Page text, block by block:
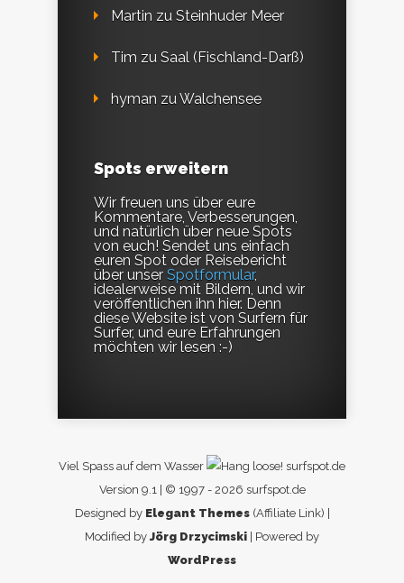
Martin zu Steinhuder Meer
Tim zu Saal (Fischland-Darß)
hyman zu Walchensee
Spots erweitern
Wir freuen uns über eure
Kommentare, Verbesserungen,
und natürlich über neue Spots
von euch! Sendet uns einfach
euren Spot oder Reisebericht
über unser Spotformular,
idealerweise mit Bildern, und wir
veröffentlichen ihn hier. Denn
diese Website ist von Surfern für
Surfer, und eure Erfahrungen
möchten wir lesen :-)
Viel Spass auf dem Wasser
surfspot.de
Version 9.1 | © 1997 - 2026 surfspot.de
Designed by Elegant Themes(Affiliate Link) |
Modified by Jörg Drzycimski | Powered by
WordPress